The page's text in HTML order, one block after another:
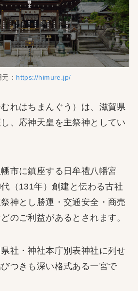
： https://himure.jp/
れはちまんぐう）は、滋賀県
、応神天皇を主祭神としてい
市に鎮座する日牟禮八幡宮
（131年）創建と伝わる古社
神とし勝運・交通安全・商売
のご利益があるとされます。
社・神社本庁別表神社に列せ
つきも深い格式ある一宮で